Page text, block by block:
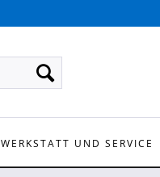
WERKSTATT UND SERVICE